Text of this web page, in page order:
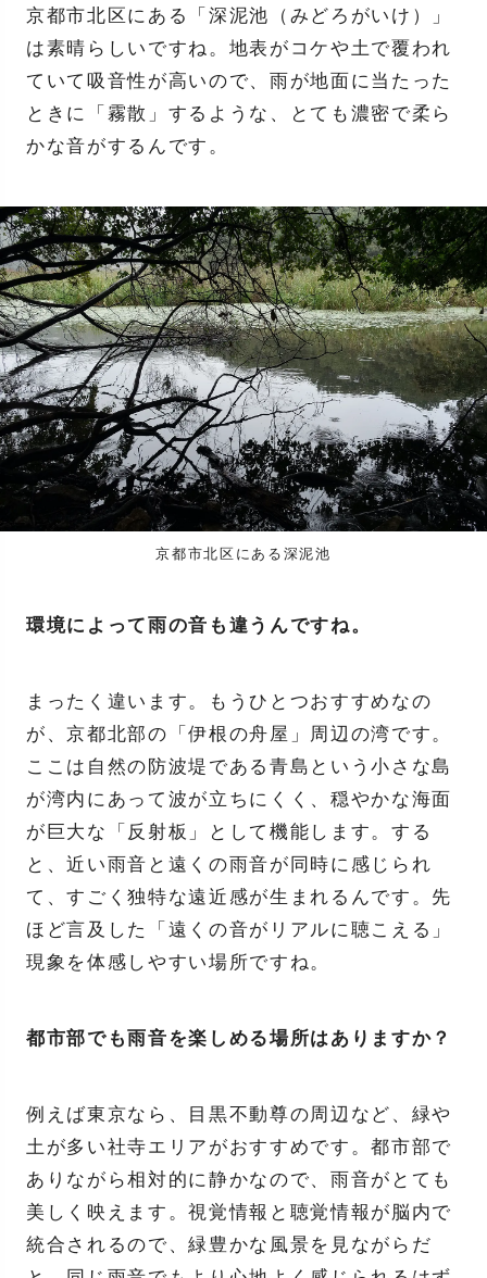
京都市北区にある「深泥池（みどろがいけ）」
は素晴らしいですね。地表がコケや土で覆われ
ていて吸音性が高いので、雨が地面に当たった
ときに「霧散」するような、とても濃密で柔ら
かな音がするんです。
京都市北区にある深泥池
環境によって雨の音も違うんですね。
まったく違います。もうひとつおすすめなの
が、京都北部の「伊根の舟屋」周辺の湾です。
ここは自然の防波堤である青島という小さな島
が湾内にあって波が立ちにくく、穏やかな海面
が巨大な「反射板」として機能します。する
と、近い雨音と遠くの雨音が同時に感じられ
て、すごく独特な遠近感が生まれるんです。先
ほど言及した「遠くの音がリアルに聴こえる」
現象を体感しやすい場所ですね。
都市部でも雨音を楽しめる場所はありますか？
例えば東京なら、目黒不動尊の周辺など、緑や
土が多い社寺エリアがおすすめです。都市部で
ありながら相対的に静かなので、雨音がとても
美しく映えます。視覚情報と聴覚情報が脳内で
統合されるので、緑豊かな風景を見ながらだ